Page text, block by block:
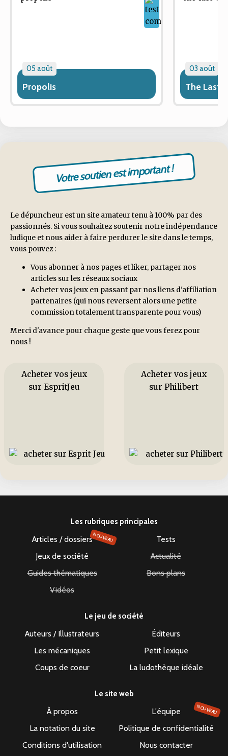
05 août
Propolis
03 août
The Last
Votre soutien est important !
Le dépuncheur est un site amateur tenu à 100% par des
passionnés. Si vous souhaitez soutenir notre indépendance
ludique et nous aider à faire perdurer le site dans le temps,
vous pouvez :
Vous abonner à nos pages et liker, partager nos
articles sur les réseaux sociaux
Acheter vos jeux en passant par nos liens d'affiliation
partenaires (qui nous reversent alors une petite
commission totalement transparente pour vous)
Merci d'avance pour chaque geste que vous ferez pour
nous !
Acheter vos jeux
sur EspritJeu
Acheter vos jeux
sur Philibert
Les rubriques principales
Articles / dossiersNOUVEAU
Tests
Jeux de société
Actualité
Guides thématiques
Bons plans
Vidéos
Le jeu de société
Auteurs / Illustrateurs
Éditeurs
Les mécaniques
Petit lexique
Coups de coeur
La ludothèque idéale
Le site web
À propos L'équipe NOUVEAU
La notation du site
Politique de confidentialité
Conditions d'utilisation
Nous contacter